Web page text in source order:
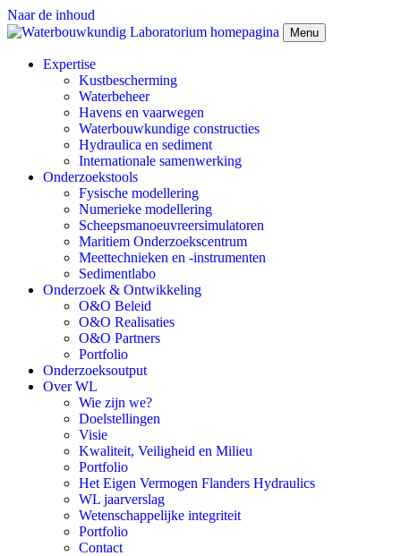
Naar de inhoud
Menu
Expertise
Kustbescherming
Waterbeheer
Havens en vaarwegen
Waterbouwkundige constructies
Hydraulica en sediment
Internationale samenwerking
Onderzoekstools
Fysische modellering
Numerieke modellering
Scheepsmanoeuvreersimulatoren
Maritiem Onderzoekscentrum
Meettechnieken en -instrumenten
Sedimentlabo
Onderzoek & Ontwikkeling
O&O Beleid
O&O Realisaties
O&O Partners
Portfolio
Onderzoeksoutput
Over WL
Wie zijn we?
Doelstellingen
Visie
Kwaliteit, Veiligheid en Milieu
Portfolio
Het Eigen Vermogen Flanders Hydraulics
WL jaarverslag
Wetenschappelijke integriteit
Portfolio
Contact